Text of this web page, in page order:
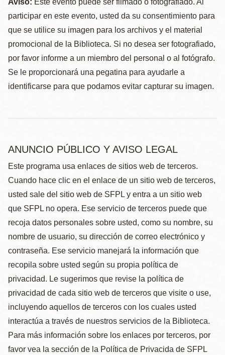
Aviso: Este evento puede ser filmado o fotografiado. Al
participar en este evento, usted da su consentimiento para
que se utilice su imagen para los archivos y el material
promocional de la Biblioteca. Si no desea ser fotografiado,
por favor informe a un miembro del personal o al fotógrafo.
Se le proporcionará una pegatina para ayudarle a
identificarse para que podamos evitar capturar su imagen.
ANUNCIO PÚBLICO Y AVISO LEGAL
Este programa usa enlaces de sitios web de terceros.
Cuando hace clic en el enlace de un sitio web de terceros,
usted sale del sitio web de SFPL y entra a un sitio web
que SFPL no opera. Ese servicio de terceros puede que
recoja datos personales sobre usted, como su nombre, su
nombre de usuario, su dirección de correo electrónico y
contraseña. Ese servicio manejará la información que
recopila sobre usted según su propia política de
privacidad. Le sugerimos que revise la política de
privacidad de cada sitio web de terceros que visite o use,
incluyendo aquellos de terceros con los cuales usted
interactúa a través de nuestros servicios de la Biblioteca.
Para más información sobre los enlaces por terceros, por
favor vea la sección de la Política de Privacida de SFPL